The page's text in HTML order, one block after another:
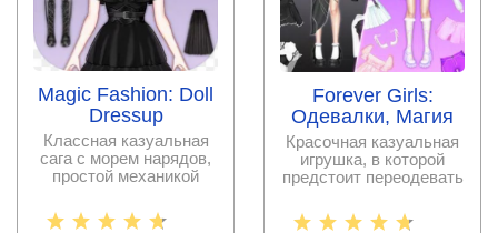
Magic Fashion: Doll
Dressup
Классная казуальная
сага с морем нарядов,
простой механикой
Forever Girls:
Одевалки, Магия
Красочная казуальная
игрушка, в которой
предстоит переодевать